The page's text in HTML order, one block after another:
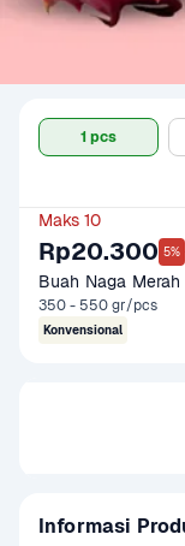
1 pcs
Maks 10
Rp20.300 5%
Buah Naga Merah
350 - 550 gr/pcs
Konvensional
Informasi